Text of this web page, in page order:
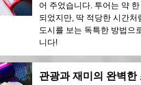
어 주었습니다. 투어는 약
되었지만, 딱 적당한 시간처
도시를 보는 독특한 방법으
니다!
관광과 재미의 완벽한